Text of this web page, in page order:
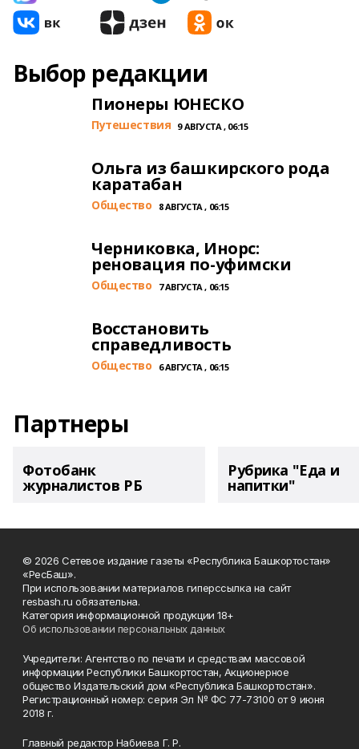
Выбор редакции
Пионеры ЮНЕСКО
Путешествия 9 АВГУСТА , 06:15
Ольга из башкирского рода
каратабан
Общество 8 АВГУСТА , 06:15
Черниковка, Инорс:
реновация по-уфимски
Общество 7 АВГУСТА , 06:15
Восстановить
справедливость
Общество 6 АВГУСТА , 06:15
Партнеры
Фотобанк
журналистов РБ
Рубрика "Еда и
напитки"
© 2026 Сетевое издание газеты «Республика Башкортостан»
«РесБаш».
При использовании материалов гиперссылка на сайт
resbash.ru обязательна.
Категория информационной продукции 18+
Об использовании персональных данных
Учредители: Агентство по печати и средствам массовой
информации Республики Башкортостан, Акционерное
общество Издательский дом «Республика Башкортостан».
Регистрационный номер: серия Эл № ФС 77-73100 от 9 июня
2018 г.
Главный редактор Набиева Г. Р.